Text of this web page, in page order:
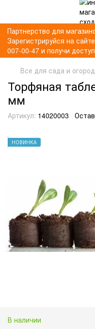
Партнерство для
Зарегистрируйся на
007-00-47 и получи
Все для сада и
Торфяная
мм
Артикул: 14020003
НОВИНКА
В наличии